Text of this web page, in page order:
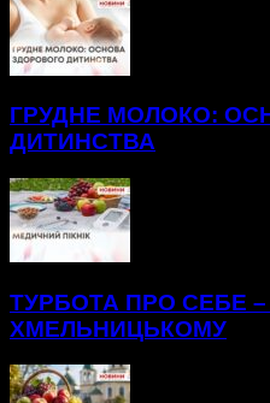
ГРУДНЕ МОЛОКО:
ДИТИНСТВА
ТУРБОТА ПРО СЕБЕ –
ХМЕЛЬНИЦЬКОМУ